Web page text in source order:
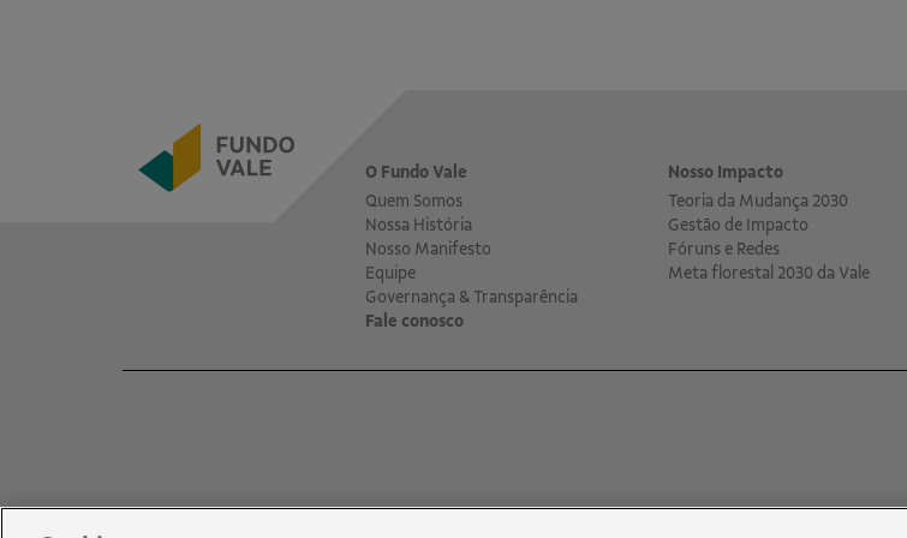
O Fundo Vale
Quem Somos
Nossa História
Nosso Manifesto
Equipe
Governança & Transparência
Nosso Impacto
Teoria da Mudança 2030
Gestão de Impacto
Fóruns e Redes
Meta florestal 2030 da Vale
Fale conosco